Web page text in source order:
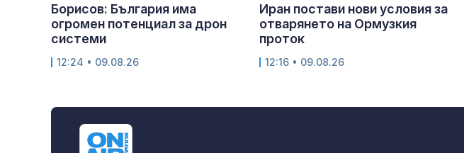
Борисов: България има
огромен потенциал за дрон
системи
12:24 • 09.08.26
Иран постави нови условия за
отварянето на Ормузкия
проток
12:16 • 09.08.26